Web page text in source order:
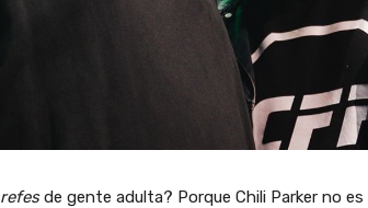
refesde gente adulta? Porque Chili Parker no